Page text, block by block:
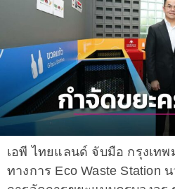
เอพี ไทยแลนด์ จับมือ กรุงเท
ทางการ Eco Waste Station